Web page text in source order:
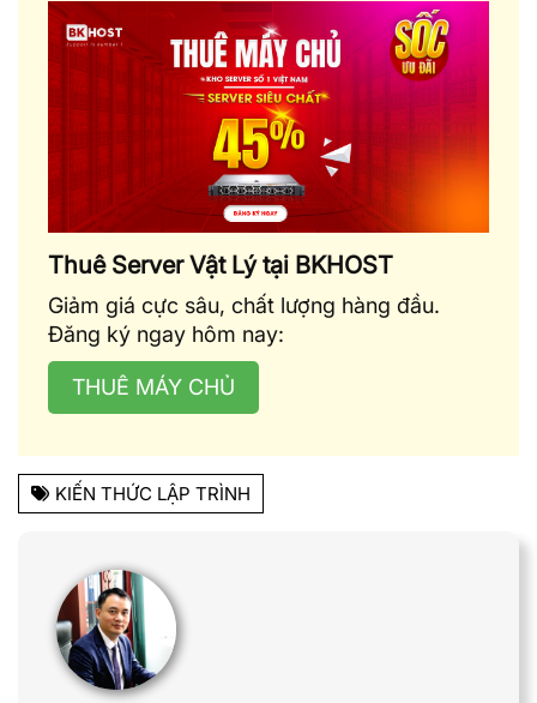
Thuê Server Vật Lý tại BKHOST
Giảm giá cực sâu, chất lượng hàng đầu.
Đăng ký ngay hôm nay:
THUÊ MÁY CHỦ
KIẾN THỨC LẬP TRÌNH